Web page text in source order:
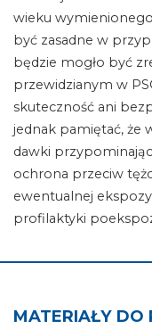
wieku
być zasadne w
będzie mogło być
przewidzianym w
skuteczność ani
jednak pamiętać, że
dawki
ochrona przeciw
ewentualnej
profilaktyki
MATERIAŁY DO